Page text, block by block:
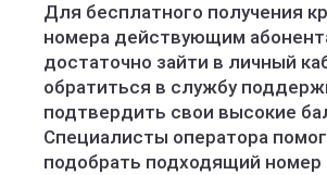
Для бесплатного получения
номера действующим
достаточно зайти в личный
обратиться в службу
подтвердить свои высокие
Специалисты оператора
подобрать подходящий номер